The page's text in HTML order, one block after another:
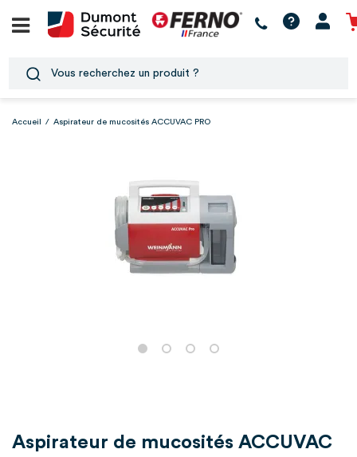
Accueil / Aspirateur de mucosités ACCUVAC PRO
Aspirateur de mucosités ACCUVAC